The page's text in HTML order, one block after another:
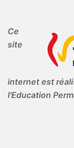
Ce
site
internet est
l'Education